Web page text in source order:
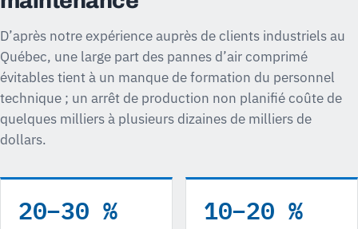
D’après notre expérience auprès de clients industriels au
Québec, une large part des pannes d’air comprimé
évitables tient à un manque de formation du personnel
technique ; un arrêt de production non planifié coûte de
quelques milliers à plusieurs dizaines de milliers de
dollars.
20–30 % 10–20 %